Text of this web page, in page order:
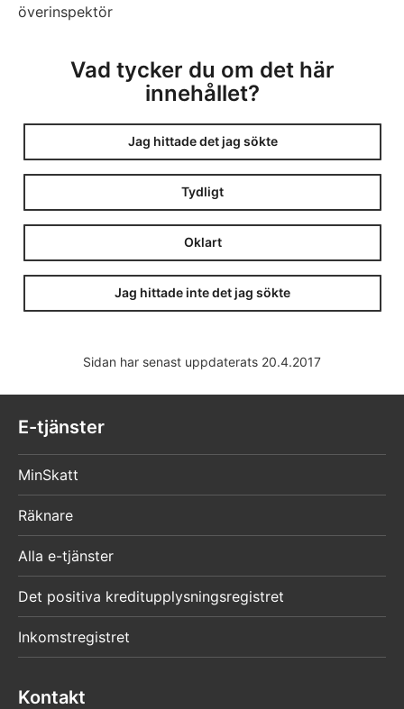
överinspektör
Vad tycker du om det här
innehållet?
Jag hittade det jag sökte
Tydligt
Oklart
Jag hittade inte det jag sökte
Sidan har senast uppdaterats 20.4.2017
E-tjänster
MinSkatt
Räknare
Alla e-tjänster
Det positiva kreditupplysningsregistret
Inkomstregistret
Kontakt